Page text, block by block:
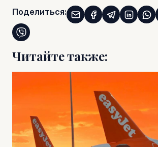
Поделиться:
Читайте также: